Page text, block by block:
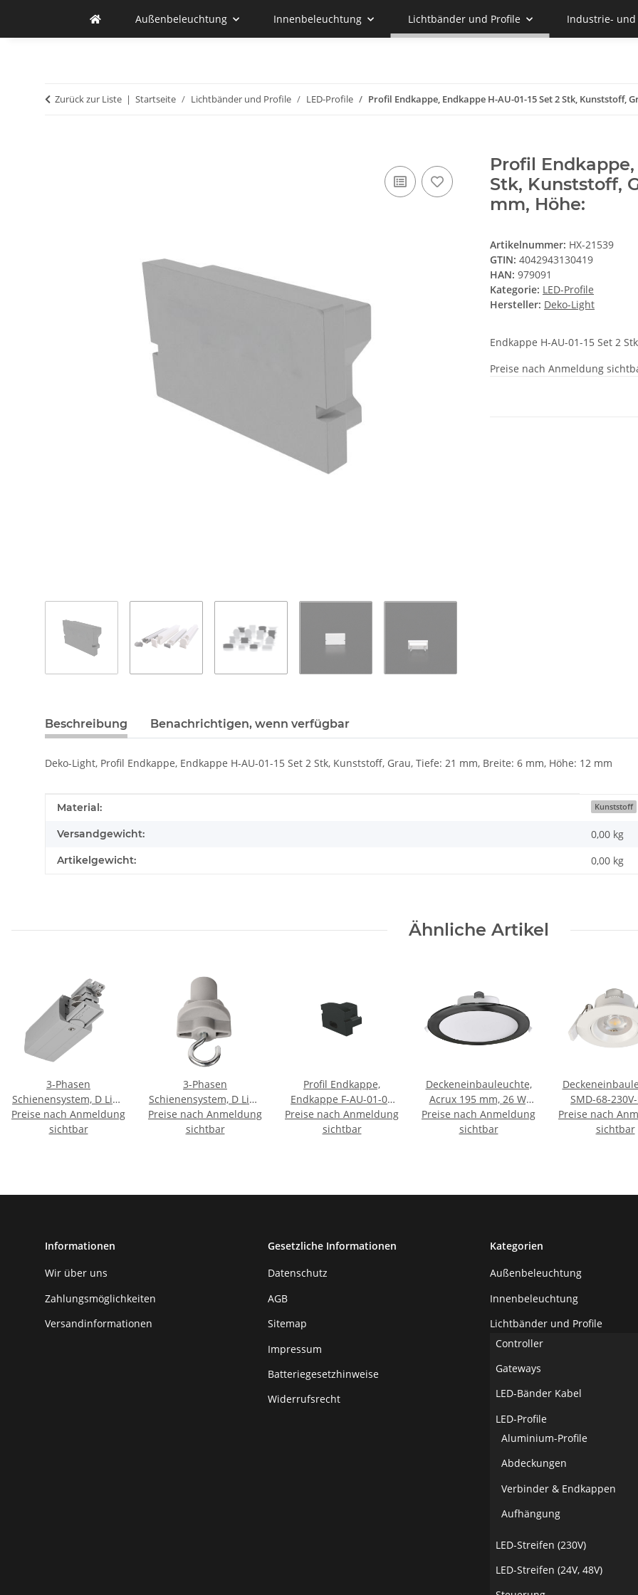
Außenbeleuchtung Innenbeleuchtung Lichtbänder und Profile Industrie-
Zurück zur Liste Startseite Lichtbänder und Profile LED-Profile Profil Endkappe, Endkappe H-AU-01-15 Set 2 Stk, Kunststoff,
Profil Endkappe,
Stk, Kunststoff,
mm, Höhe:
Artikelnummer: HX-21539
GTIN: 4042943130419
HAN: 979091
Kategorie: LED-Profile
Hersteller: Deko-Light
Endkappe H-AU-01-15 Set 2 Stk
Preise nach Anmeldung
Beschreibung Benachrichtigen, wenn verfügbar
Deko-Light, Profil Endkappe, Endkappe H-AU-01-15 Set 2 Stk, Kunststoff, Grau, Tiefe: 21 mm, Breite: 6 mm, Höhe: 12 mm
Produkteigenschaft
Wert
Material: Kunststoff
Versandgewicht: 0,00 kg
Artikelgewicht: 0,00 kg
Ähnliche Artikel
3-Phasen
Schienensystem, D Line
elektrischer Einspeiser
rechts, Edelstahl, 220-
Preise nach Anmeldung
sichtbar
3-Phasen
Schienensystem, D Line
Schilderhaken,
Edelstahl
Preise nach Anmeldung
sichtbar
Profil Endkappe,
Endkappe F-AU-01-05
Set 2 Stk, Kunststoff,
Schwarz
Preise nach Anmeldung
sichtbar
Deckeneinbauleuchte,
Acrux 195 mm, 26 W,
DIM, 3000/4000/6000 K,
Schwarz, 220-240 V/AC
Preise nach Anmeldung
sichtbar
SMD-68-
4000K-Rund-
240 V/AC
Preise nach
sichtbar
Informationen
Wir über uns
Zahlungsmöglichkeiten
Versandinformationen
Gesetzliche Informationen
Datenschutz
AGB
Sitemap
Impressum
Batteriegesetzhinweise
Widerrufsrecht
Kategorien
Außenbeleuchtung
Innenbeleuchtung
Lichtbänder und Profile
Controller
Gateways
LED-Bänder Kabel
LED-Profile
Aluminium-Profile
Abdeckungen
Verbinder & Endkappen
Aufhängung
LED-Streifen (230V)
LED-Streifen (24V, 48V)